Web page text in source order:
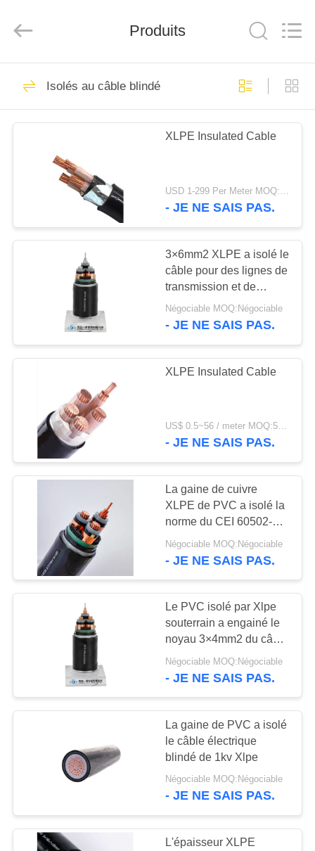
MAISON
PRODUITS
VIDÉOS
SUJET
D'USINE
CONTRÔLE
QUALITÉ
CONTACTEZ-
NOUVELLES
PLAN
POLITIQUE
DE
CONFIDENTIALITÉ
Co.,
Reserved.
Isolés au câble
301
PVC câble isolé
152
câble à isolation
minérale
63
câble électrique
blindé
178
Câble de
commande
multinucléaire
59
35
Produits
Isolés au câble blindé
XLPE Insulated Cable
USD 1-299 Per Meter MOQ:500 m
- JE NE SAIS PAS.
3×6mm2 XLPE a isolé le
câble pour des lignes de
transmission et de
distribution
Négociable MOQ:Négociable
- JE NE SAIS PAS.
XLPE Insulated Cable
US$ 0.5~56 / meter MOQ:500 MÈTRES
- JE NE SAIS PAS.
La gaine de cuivre
XLPE de PVC a isolé la
norme du CEI 60502-1
de câble
Négociable MOQ:Négociable
- JE NE SAIS PAS.
Le PVC isolé par Xlpe
souterrain a engainé le
noyau 3×4mm2 du câble
3
Négociable MOQ:Négociable
- JE NE SAIS PAS.
La gaine de PVC a isolé
le câble électrique
blindé de 1kv Xlpe
Négociable MOQ:Négociable
- JE NE SAIS PAS.
L'épaisseur XLPE